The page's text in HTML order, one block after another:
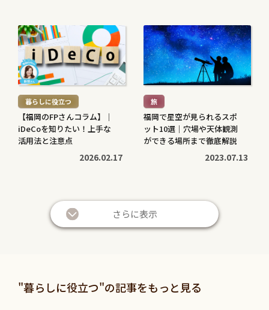
続
き
を
読
む
> 暮らしに役立つ
【福岡のFPさんコラム】｜
iDeCoを知りたい！上手な
活用法と注意点
2026.02.17
続
き
を
読
む
> 旅
福岡で星空が見られるスポ
ット10選｜穴場や天体観測
ができる場所まで徹底解説
2023.07.13
投資信託と株の違いは？仕
組みやリスク、利益などを
き
を
退職金は定期預金で運用す
べき？メリット・デメリッ
さらに表示
"暮らしに役立つ"の記事をもっと見る